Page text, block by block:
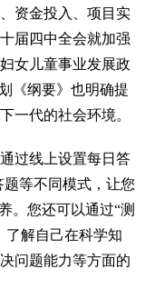
资金投入、项目实
届四中全会就加强
女儿童事业发展政
《纲要》也明确提
一代的社会环境。
过线上设置每日答
等不同模式，让您
。您还可以通过“测
了解自己在科学知
问题能力等方面的